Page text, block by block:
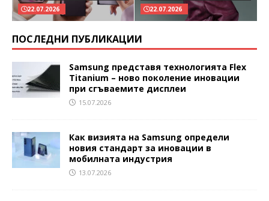
22.07.2026 22.07.2026
ПОСЛЕДНИ ПУБЛИКАЦИИ
Samsung представя технологията Flex
Titanium – ново поколение иновации
при сгъваемите дисплеи
15.07.2026
Как визията на Samsung определи
новия стандарт за иновации в
мобилната индустрия
13.07.2026